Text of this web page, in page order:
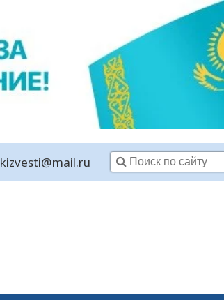
kizvesti@mail.ru